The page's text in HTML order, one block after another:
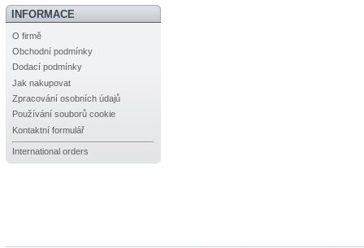
INFORMACE
O firmě
Obchodní podmínky
Dodací podmínky
Jak nakupovat
Zpracování osobních údajů
Používání souborů cookie
Kontaktní formulář
International orders